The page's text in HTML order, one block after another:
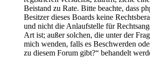
Beistand zu Rate. Bitte beachte, dass
Besitzer dieses Boards keine
und nicht die Anlaufstelle für
Art ist; außer solchen, die unter der
mich wenden, falls es Beschwerden
zu diesem Forum gibt?“ behandelt